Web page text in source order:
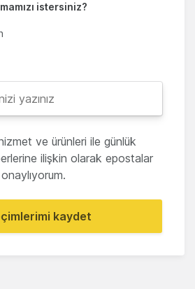
istersiniz?
ve ürünleri ile günlük
ilişkin olarak epostalar
kaydet